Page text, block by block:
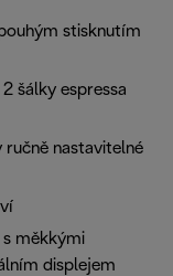
stisknutím
šálky espressa
ručně nastavitelné
měkkými
displejem